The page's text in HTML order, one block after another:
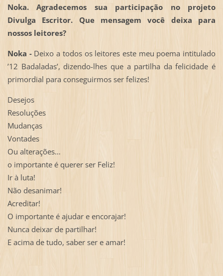
Noka. Agradecemos sua participação no projeto
Divulga Escritor. Que mensagem você deixa para
nossos leitores?
Noka -Deixo a todos os leitores este meu poema intitulado
’12 Badaladas’, dizendo-lhes que a partilha da felicidade é
primordial para conseguirmos ser felizes!
Desejos
Resoluções
Mudanças
Vontades
Ou alterações…
o importante é querer ser Feliz!
Ir à luta!
Não desanimar!
Acreditar!
O importante é ajudar e encorajar!
Nunca deixar de partilhar!
E acima de tudo, saber ser e amar!